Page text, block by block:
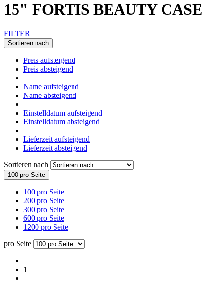
15" FORTIS BEAUTY CASE
FILTER
Sortieren nach
Preis aufsteigend
Preis absteigend
Name aufsteigend
Name absteigend
Einstelldatum aufsteigend
Einstelldatum absteigend
Lieferzeit aufsteigend
Lieferzeit absteigend
Sortieren nach
100 pro Seite
100 pro Seite
200 pro Seite
300 pro Seite
600 pro Seite
1200 pro Seite
pro Seite
1